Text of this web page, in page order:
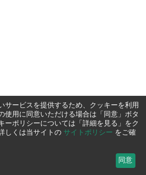
サービスを提供するため、クッキーを利用
使用に同意いただける場合は「同意」ボタ
ーポリシーについては「詳細を見る」をク
しくは当サイトの サイトポリシー をご確
同意